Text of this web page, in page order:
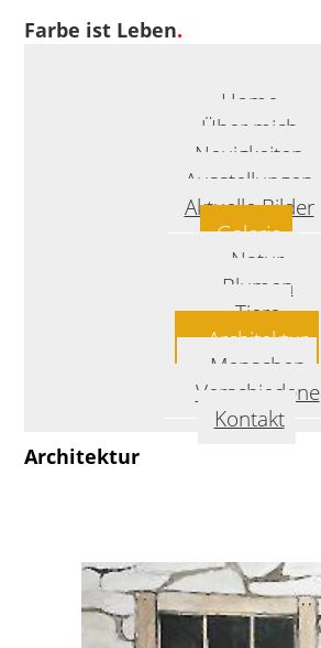
Farbe ist Leben.
Home
Über mich
Neuigkeiten
Ausstellungen
Aktuelle Bilder
Galerie
Natur
Blumen
Tiere
Architektur
Menschen
Verschiedene
Kontakt
Architektur